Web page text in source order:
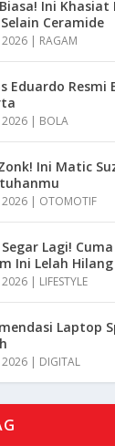
Ini
Ceramide
| RAGAM
Eduardo Resmi
| BOLA
Ini Matic
| OTOMOTIF
Lagi!
Ini Lelah Hilang
| LIFESTYLE
Laptop
| DIGITAL